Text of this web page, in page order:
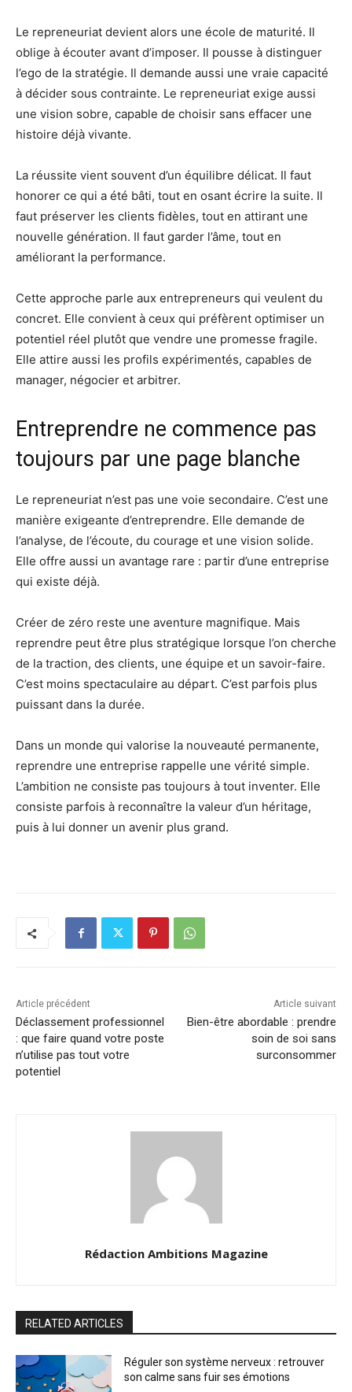
Le repreneuriat devient alors une école de maturité. Il
oblige à écouter avant d’imposer. Il pousse à distinguer
l’ego de la stratégie. Il demande aussi une vraie capacité
à décider sous contrainte. Le repreneuriat exige aussi
une vision sobre, capable de choisir sans effacer une
histoire déjà vivante.
La réussite vient souvent d’un équilibre délicat. Il faut
honorer ce qui a été bâti, tout en osant écrire la suite. Il
faut préserver les clients fidèles, tout en attirant une
nouvelle génération. Il faut garder l’âme, tout en
améliorant la performance.
Cette approche parle aux entrepreneurs qui veulent du
concret. Elle convient à ceux qui préfèrent optimiser un
potentiel réel plutôt que vendre une promesse fragile.
Elle attire aussi les profils expérimentés, capables de
manager, négocier et arbitrer.
Entreprendre ne commence pas
toujours par une page blanche
Le repreneuriat n’est pas une voie secondaire. C’est une
manière exigeante d’entreprendre. Elle demande de
l’analyse, de l’écoute, du courage et une vision solide.
Elle offre aussi un avantage rare : partir d’une entreprise
qui existe déjà.
Créer de zéro reste une aventure magnifique. Mais
reprendre peut être plus stratégique lorsque l’on cherche
de la traction, des clients, une équipe et un savoir-faire.
C’est moins spectaculaire au départ. C’est parfois plus
puissant dans la durée.
Dans un monde qui valorise la nouveauté permanente,
reprendre une entreprise rappelle une vérité simple.
L’ambition ne consiste pas toujours à tout inventer. Elle
consiste parfois à reconnaître la valeur d’un héritage,
puis à lui donner un avenir plus grand.
Article précédent
Déclassement professionnel
: que faire quand votre poste
n’utilise pas tout votre
potentiel
Article suivant
Bien-être abordable : prendre
soin de soi sans
surconsommer
Rédaction Ambitions Magazine
RELATED ARTICLES
Réguler son système nerveux : retrouver
son calme sans fuir ses émotions